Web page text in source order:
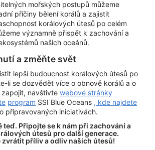
mořských postupů můžeme
příčiny bělení korálů a zajistit
korálových útesů po celém
významně přispět k zachování a
našich oceánů.
a změňte svět
lepší budoucnost korálových útesů po
li se dozvědět více o obnově korálů a o
navštivte webové stránky
program SSI Blue Oceans , kde najdete
o připravovaných iniciativách.
teď. Připojte se k nám při zachování a
útesů pro další generace.
zvrátit příliv a odliv našich útesů!